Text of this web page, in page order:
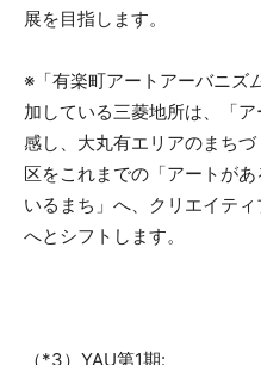
展を目指します。
※「有楽町アートアーバニズ
加している三菱地所は、「
感し、大丸有エリアのまち
区をこれまでの「アートが
いるまち」へ、クリエイテ
へとシフトします。
（*3）YAU第1期: